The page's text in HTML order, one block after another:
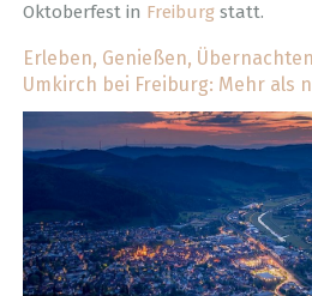
Oktoberfest in Freiburgstatt.
Erleben, Genießen,
Umkirch bei Freiburg: Mehr als